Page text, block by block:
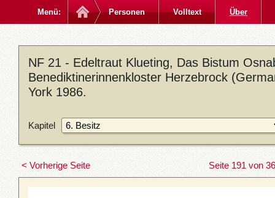
Menü: Personen Volltext Über
NF 21 - Edeltraut Klueting, Das Bistum
Benediktinerinnenkloster Herzebrock
York 1986.
Kapitel
< Vorherige Seite Seite 191 von